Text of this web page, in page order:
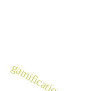
gamification